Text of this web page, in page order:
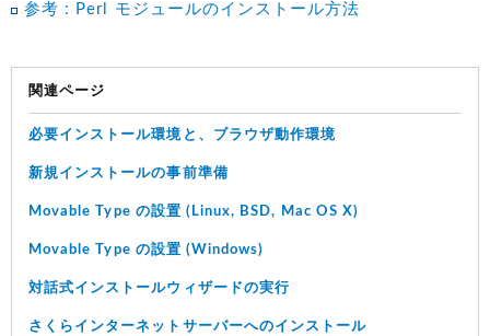
参考 : Perl モジュールのインストール方法
関連ページ
必要インストール環境と、ブラウザ動作環境
新規インストールの事前準備
Movable Type の設置 (Linux, BSD, Mac OS X)
Movable Type の設置 (Windows)
対話式インストールウィザードの実行
さくらインターネットサーバーへのインストール